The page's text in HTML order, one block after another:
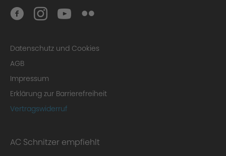
Datenschutz und Cookies
AGB
Impressum
Erklärung zur Barrierefreiheit
Vertragswiderruf
AC Schnitzer empfiehlt